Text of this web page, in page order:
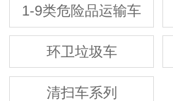
1-9类危险品运输车
环卫垃圾车
清扫车系列